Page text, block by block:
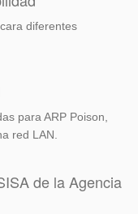
diferentes
para ARP Poison,
red LAN.
de la Agencia